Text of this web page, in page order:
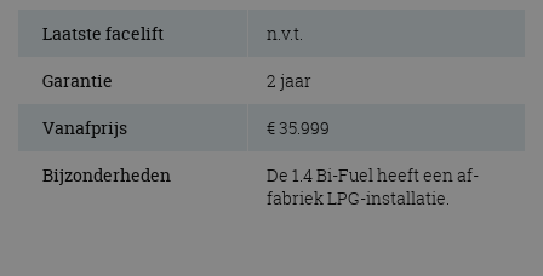
Laatste facelift n.v.t.
Garantie 2 jaar
Vanafprijs € 35.999
Bijzonderheden
De 1.4 Bi-Fuel heeft een af-
fabriek LPG-installatie.